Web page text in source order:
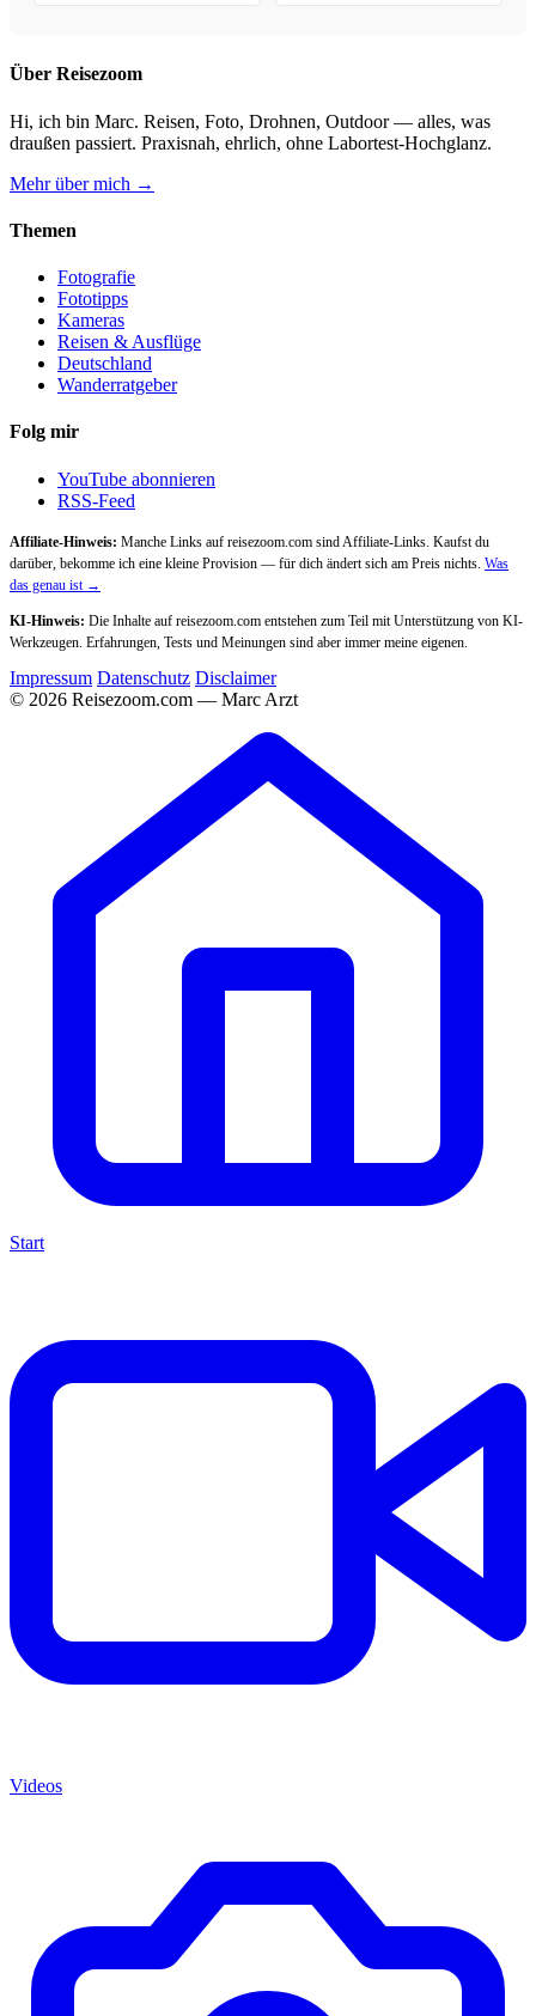
Über Reisezoom
Hi, ich bin Marc. Reisen, Foto, Drohnen, Outdoor — alles, was
draußen passiert. Praxisnah, ehrlich, ohne Labortest-Hochglanz.
Mehr über mich →
Themen
Fotografie
Fototipps
Kameras
Reisen & Ausflüge
Deutschland
Wanderratgeber
Folg mir
YouTube abonnieren
RSS-Feed
Affiliate-Hinweis: Manche Links auf reisezoom.com sind Affiliate-Links. Kaufst du
darüber, bekomme ich eine kleine Provision — für dich ändert sich am Preis nichts. Was
das genau ist →
KI-Hinweis: Die Inhalte auf reisezoom.com entstehen zum Teil mit Unterstützung von KI-
Werkzeugen. Erfahrungen, Tests und Meinungen sind aber immer meine eigenen.
Impressum Datenschutz Disclaimer
© 2026 Reisezoom.com — Marc Arzt
Start
Videos